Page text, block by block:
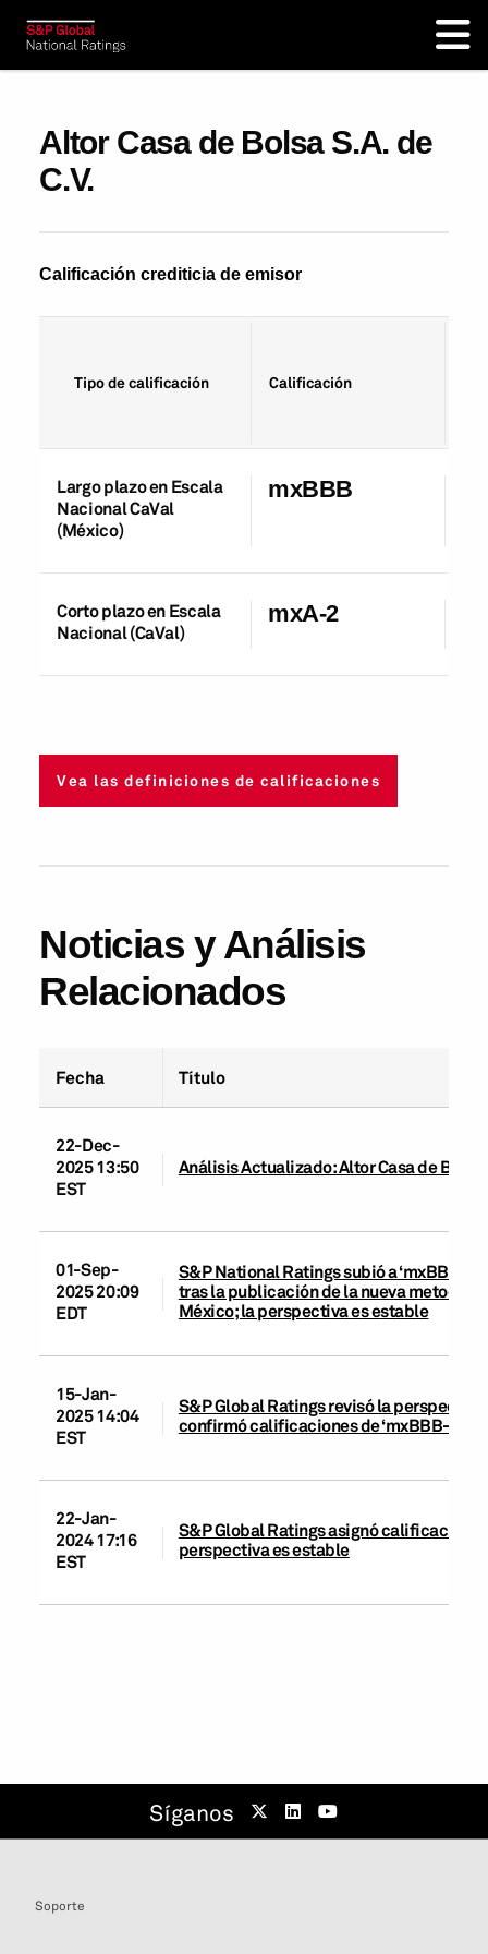
Altor Casa de Bolsa S.A. de
C.V.
Calificación crediticia de emisor
Tipo de calificación Calificación
Largo plazo en Escala
Nacional CaVal
(México)
mxBBB
Corto plazo en Escala
Nacional (CaVal)
mxA-2
Vea las definiciones de calificaciones
Noticias y Análisis
Relacionados
Fecha Título
22-Dec-
2025 13:50
EST
Análisis Actualizado: Altor Casa de Bolsa
01-Sep-
2025 20:09
EDT
S&P National Ratings subió a ‘mxBBB’ y
tras la publicación de la nueva
México; la perspectiva es estable
15-Jan-
2025 14:04
EST
S&P Global Ratings revisó la
confirmó calificaciones de ‘mxBBB-’ y
22-Jan-
2024 17:16
EST
S&P Global Ratings asignó calificaciones
perspectiva es estable
Síganos
Soporte